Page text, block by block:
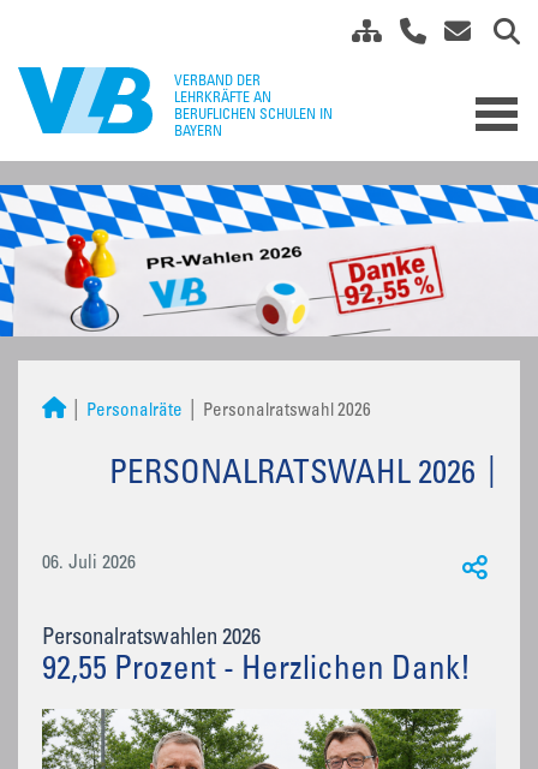
Personalräte Personalratswahl 2026
PERSONALRATSWAHL 2026
06. Juli 2026
Personalratswahlen 2026
92,55 Prozent - Herzlichen Dank!